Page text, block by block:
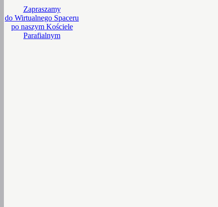
Zapraszamy
do Wirtualnego Spaceru
po naszym Kościele
Parafialnym